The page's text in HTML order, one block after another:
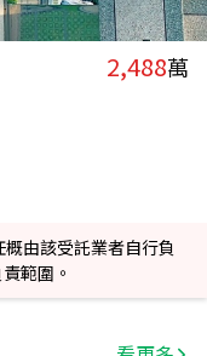
2,488萬
由該受託業者自行負
範圍。